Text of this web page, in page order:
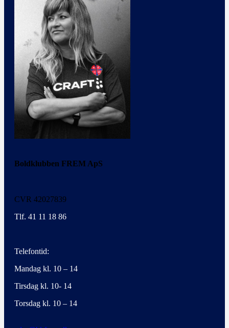
Boldklubben FREM ApS
CVR 42027839
Tlf. 41 11 18 86
Telefontid:
Mandag kl. 10 – 14
Tirsdag kl. 10- 14
Torsdag kl. 10 – 14